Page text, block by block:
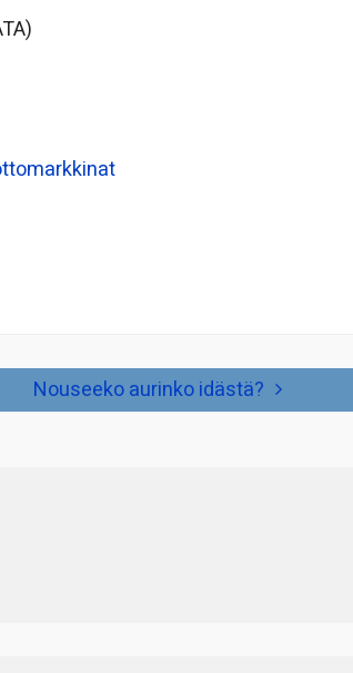
Nouseeko aurinko idästä?